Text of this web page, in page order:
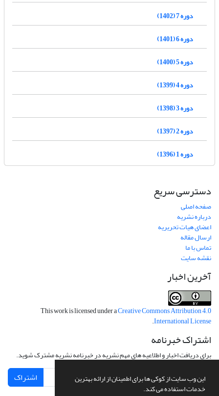
این وب سایت از کوکی ها برای اطمینان از ارائه بهترین
خدمات استفاده می کند.
دوره 7 (1402)
دوره 6 (1401)
دوره 5 (1400)
دوره 4 (1399)
دوره 3 (1398)
دوره 2 (1397)
دوره 1 (1396)
دسترسی سریع
صفحه اصلی
درباره نشریه
اعضای هیات تحریریه
ارسال مقاله
تماس با ما
نقشه سایت
آخرین اخبار
This work is licensed under aCreative Commons Attribution 4.0
International License
.
اشتراک خبرنامه
برای دریافت اخبار و اطلاعیه های مهم نشریه در خبرنامه نشریه مشترک شوید.
اشتراک